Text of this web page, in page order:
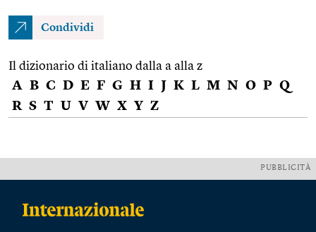
Condividi
Il dizionario di italiano dalla a alla z
A B C D E F G H I J K L M N O P Q
R S T U V W X Y Z
PUBBLICITÀ